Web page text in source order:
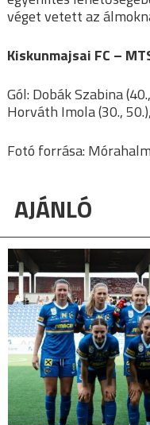
véget vetett az
Kiskunmajsai FC –
Gól: Dobák Szabina
Horváth Imola (30.,
Fotó forrása:
AJÁNLÓ